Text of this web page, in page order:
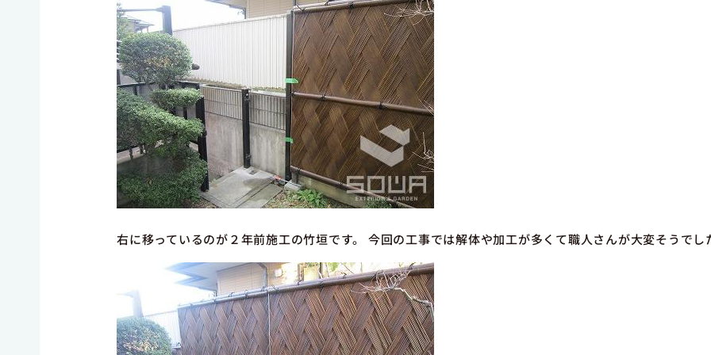
右に移っているのが２年前施工の竹垣です。 今回の工事では解体や加工が多くて職人さんが大変そうでし